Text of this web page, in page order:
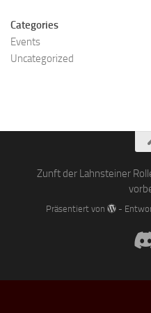
Categories
Events
Uncategorized
Zunft der Lahnsteiner
Präsentiert von -